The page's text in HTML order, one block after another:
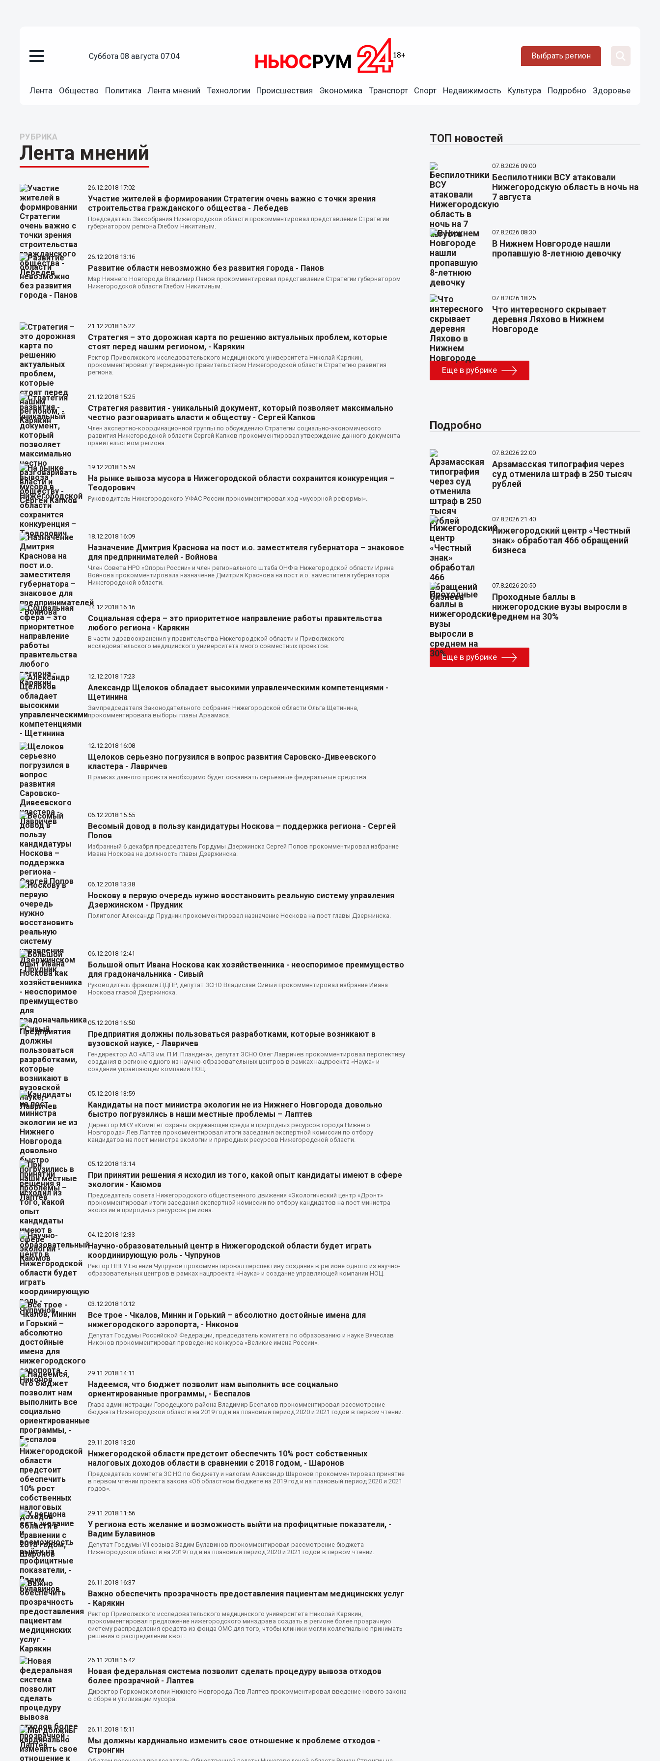
суббота 08 августа 07:04 Выбрать регион
Лента Общество Политика Лента мнений Технологии Происшествия Экономика Транспорт Спорт Недвижимость Культура Подробно Здоровье
РУБРИКА
Лента мнений
26.12.2018 17:02
Участие жителей в формировании Стратегии очень важно с точки зрения
строительства гражданского общества - Лебедев
Председатель Заксобрания Нижегородской области прокомментировал представление Стратегии
губернатором региона Глебом Никитиным.
26.12.2018 13:16
Развитие области невозможно без развития города - Панов
Мэр Нижнего Новгорода Владимир Панов прокомментировал представление Стратегии губернатором
Нижегородской области Глебом Никитиным.
21.12.2018 16:22
Стратегия – это дорожная карта по решению актуальных проблем, которые
стоят перед нашим регионом, - Карякин
Ректор Приволжского исследовательского медицинского университета Николай Карякин,
прокомментировал утвержденную правительством Нижегородской области Стратегию развития
региона.
21.12.2018 15:25
Стратегия развития - уникальный документ, который позволяет максимально
честно разговаривать власти и обществу - Сергей Капков
Член экспертно-координационной группы по обсуждению Стратегии социально-экономического
развития Нижегородской области Сергей Капков прокомментировал утверждение данного документа
правительством региона.
19.12.2018 15:59
На рынке вывоза мусора в Нижегородской области сохранится конкуренция –
Теодорович
Руководитель Нижегородского УФАС России прокомментировал ход «мусорной реформы».
18.12.2018 16:09
Назначение Дмитрия Краснова на пост и.о. заместителя губернатора – знаковое
для предпринимателей - Войнова
Член Совета НРО «Опоры России» и член регионального штаба ОНФ в Нижегородской области Ирина
Войнова прокомментировала назначение Дмитрия Краснова на пост и.о. заместителя губернатора
Нижегородской области.
14.12.2018 16:16
Социальная сфера – это приоритетное направление работы правительства
любого региона - Карякин
В части здравоохранения у правительства Нижегородской области и Приволжского
исследовательского медицинского университета много совместных проектов.
12.12.2018 17:23
Александр Щелоков обладает высокими управленческими компетенциями -
Щетинина
Зампредседателя Законодательного собрания Нижегородской области Ольга Щетинина,
прокомментировала выборы главы Арзамаса.
12.12.2018 16:08
Щелоков серьезно погрузился в вопрос развития Саровско-Дивеевского
кластера - Лавричев
В рамках данного проекта необходимо будет осваивать серьезные федеральные средства.
06.12.2018 15:55
Весомый довод в пользу кандидатуры Носкова – поддержка региона - Сергей
Попов
Избранный 6 декабря председатель Гордумы Дзержинска Сергей Попов прокомментировал избрание
Ивана Носкова на должность главы Дзержинска.
06.12.2018 13:38
Носкову в первую очередь нужно восстановить реальную систему управления
Дзержинском - Прудник
Политолог Александр Прудник прокомментировал назначение Носкова на пост главы Дзержинска.
06.12.2018 12:41
Большой опыт Ивана Носкова как хозяйственника - неоспоримое преимущество
для градоначальника - Сивый
Руководитель фракции ЛДПР, депутат ЗСНО Владислав Сивый прокомментировал избрание Ивана
Носкова главой Дзержинска.
05.12.2018 16:50
Предприятия должны пользоваться разработками, которые возникают в
вузовской науке, - Лавричев
Гендиректор АО «АПЗ им. П.И. Пландина», депутат ЗСНО Олег Лавричев прокомментировал перспективу
создания в регионе одного из научно-образовательных центров в рамках нацпроекта «Наука» и
создание управляющей компании НОЦ.
05.12.2018 13:59
Кандидаты на пост министра экологии не из Нижнего Новгорода довольно
быстро погрузились в наши местные проблемы – Лаптев
Директор МКУ «Комитет охраны окружающей среды и природных ресурсов города Нижнего
Новгорода» Лев Лаптев прокомментировал итоги заседания экспертной комиссии по отбору
кандидатов на пост министра экологии и природных ресурсов Нижегородской области.
05.12.2018 13:14
При принятии решения я исходил из того, какой опыт кандидаты имеют в сфере
экологии - Каюмов
Председатель совета Нижегородского общественного движения «Экологический центр «Дронт»
прокомментировал итоги заседания экспертной комиссии по отбору кандидатов на пост министра
экологии и природных ресурсов региона.
04.12.2018 12:33
Научно-образовательный центр в Нижегородской области будет играть
координирующую роль - Чупрунов
Ректор ННГУ Евгений Чупрунов прокомментировал перспективу создания в регионе одного из научно-
образовательных центров в рамках нацпроекта «Наука» и создание управляющей компании НОЦ.
03.12.2018 10:12
Все трое - Чкалов, Минин и Горький – абсолютно достойные имена для
нижегородского аэропорта, - Никонов
Депутат Госдумы Российской Федерации, председатель комитета по образованию и науке Вячеслав
Никонов прокомментировал проведение конкурса «Великие имена России».
29.11.2018 14:11
Надеемся, что бюджет позволит нам выполнить все социально
ориентированные программы, - Беспалов
Глава администрации Городецкого района Владимир Беспалов прокомментировал рассмотрение
бюджета Нижегородской области на 2019 год и на плановый период 2020 и 2021 годов в первом чтении.
29.11.2018 13:20
Нижегородской области предстоит обеспечить 10% рост собственных
налоговых доходов области в сравнении с 2018 годом, - Шаронов
Председатель комитета ЗС НО по бюджету и налогам Александр Шаронов прокомментировал принятие
в первом чтении проекта закона «Об областном бюджете на 2019 год и на плановый период 2020 и 2021
годов».
29.11.2018 11:56
У региона есть желание и возможность выйти на профицитные показатели, -
Вадим Булавинов
Депутат Госдумы VII созыва Вадим Булавинов прокомментировал рассмотрение бюджета
Нижегородской области на 2019 год и на плановый период 2020 и 2021 годов в первом чтении.
26.11.2018 16:37
Важно обеспечить прозрачность предоставления пациентам медицинских услуг
- Карякин
Ректор Приволжского исследовательского медицинского университета Николай Карякин,
прокомментировал предложение нижегородского минздрава создать в регионе более прозрачную
систему распределения средств из фонда ОМС для того, чтобы клиники могли коллегиально принимать
решения о распределении квот.
26.11.2018 15:42
Новая федеральная система позволит сделать процедуру вывоза отходов
более прозрачной - Лаптев
Директор Горкомэкологии Нижнего Новгорода Лев Лаптев прокомментировал введение нового закона
о сборе и утилизации мусора.
26.11.2018 15:11
Мы должны кардинально изменить свое отношение к проблеме отходов -
Стронгин
ТОП новостей
07.8.2026 09:00
Беспилотники ВСУ атаковали
Нижегородскую область в ночь на
7 августа
07.8.2026 08:30
В Нижнем Новгороде нашли
пропавшую 8-летнюю девочку
07.8.2026 18:25
Что интересного скрывает
деревня Ляхово в Нижнем
Новгороде
Еще в рубрике
Подробно
07.8.2026 22:00
Арзамасская типография через
суд отменила штраф в 250 тысяч
рублей
07.8.2026 21:40
Нижегородский центр «Честный
знак» обработал 466 обращений
бизнеса
07.8.2026 20:50
Проходные баллы в
нижегородские вузы выросли в
среднем на 30%
Еще в рубрике